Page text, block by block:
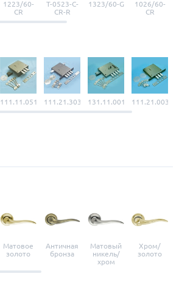
1223/60-
CR
Т-0523-С-
CR-R
1323/60-G
1026/60-
CR
111.11.051 111.21.303 131.11.001 111.21.003
Матовое
золото
Античная
бронза
Матовый
никель/
хром
Хром/
золото